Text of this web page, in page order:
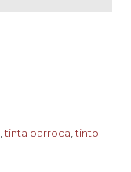
,tinta barroca ,tinto